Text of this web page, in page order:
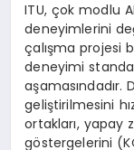
ITU, çok modlu
deneyimlerini
çalışma projesi
deneyimi
geliştirilmesini
ortakları, yapay
göstergelerini